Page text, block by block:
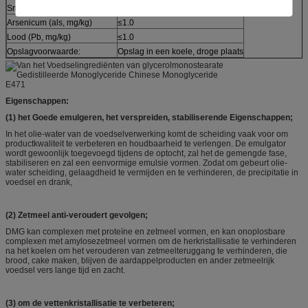
Smeltpunt (℃)
Arsenicum (als, mg/kg)
≤1.0
Lood (Pb, mg/kg)
≤1.0
Opslagvoorwaarde:
Opslag in een koele, droge plaats
Eigenschappen:
(1) het Goede emulgeren, het verspreiden, stabiliserende Eigenschappen;
In het olie-water van de voedselverwerking komt de scheiding vaak voor om
productkwaliteit te verbeteren en houdbaarheid te verlengen. De emulgator
wordt gewoonlijk toegevoegd tijdens de optocht, zal het de gemengde fase,
stabiliseren en zal een eenvormige emulsie vormen. Zodat om gebeurt olie-
water scheiding, gelaagdheid te vermijden en te verhinderen, de precipitatie in
voedsel en drank,
(2) Zetmeel anti-veroudert gevolgen;
DMG kan complexen met proteïne en zetmeel vormen, en kan onoplosbare
complexen met amylosezetmeel vormen om de herkristallisatie te verhinderen
na het koelen om het verouderen van zetmeelteruggang te verhinderen, die
brood, cake maken, blijven de aardappelproducten en ander zetmeelrijk
voedsel vers lange tijd en zacht.
(3) om de vettenkristallisatie te verbeteren;